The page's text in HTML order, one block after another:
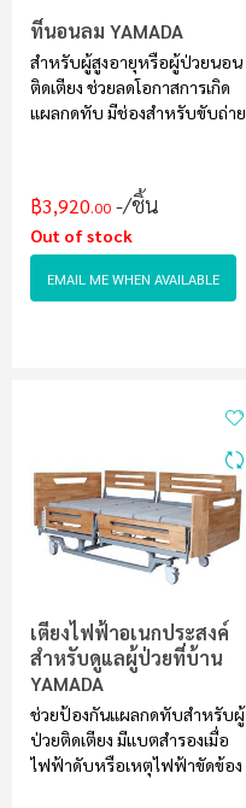
ที่นอนลม YAMADA
สำหรับผู้สูงอายุหรือผู้ป่วยนอน
ติดเตียง ช่วยลดโอกาสการเกิด
แผลกดทับ มีช่องสำหรับขับถ่าย
฿3,920.00 /ชิ้น
Out of stock
EMAIL ME WHEN AVAILABLE
เตียงไฟฟ้าอเนกประสงค์
สำหรับดูแลผู้ป่วยที่บ้าน
YAMADA
ช่วยป้องกันแผลกดทับสำหรับผู้
ป่วยติดเตียง มีแบตสำรองเมื่อ
ไฟฟ้าดับหรือเหตุไฟฟ้าขัดข้อง